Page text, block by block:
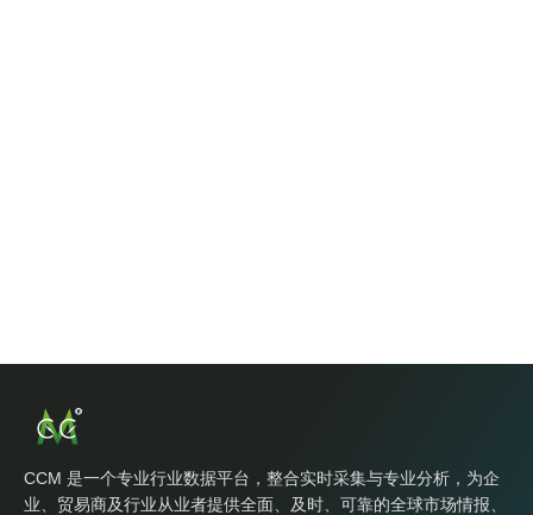
CCM 是一个专业行业数据平台，整合实时采集与专业分析，为企
业、贸易商及行业从业者提供全面、及时、可靠的全球市场情报、